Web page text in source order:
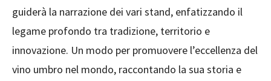
guiderà la narrazione dei vari stand, enfatizzando il
legame profondo tra tradizione, territorio e
innovazione. Un modo per promuovere l’eccellenza del
vino umbro nel mondo, raccontando la sua storia e